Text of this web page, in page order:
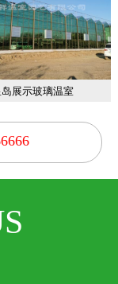
展示玻璃温室